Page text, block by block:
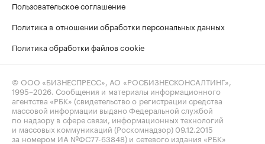
Пользовательское соглашение
Политика в отношении обработки персональных данных
Политика обработки файлов cookie
© ООО «БИЗНЕСПРЕСС», АО «РОСБИЗНЕСКОНСАЛТИНГ»,
1995–2026 . Сообщения и материалы информационного
агентства «РБК» (свидетельство о регистрации средства
массовой информации выдано Федеральной службой
по надзору в сфере связи, информационных технологий
и массовых коммуникаций (Роскомнадзор) 09.12.2015
за номером ИА №ФС77-63848) и сетевого издания «РБК»